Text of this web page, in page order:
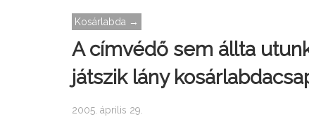
Kosárlabda →
A címvédő sem állta
játszik lány
2005. április 29.